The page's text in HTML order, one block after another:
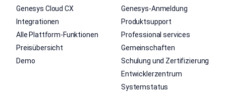
Genesys Cloud CX
Integrationen
Alle Plattform-Funktionen
Preisübersicht
Demo
Genesys-Anmeldung
Produktsupport
Professional services
Gemeinschaften
Schulung und Zertifizierung
Entwicklerzentrum
Systemstatus